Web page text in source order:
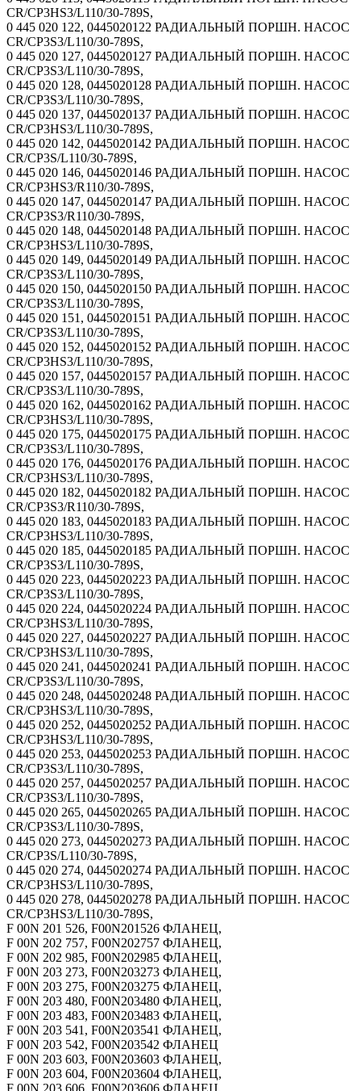
CR/CP3HS3/L110/30-789S,
0 445 020 122, 0445020122 РАДИАЛЬНЫЙ ПОРШН. НАСОС
CR/CP3S3/L110/30-789S,
0 445 020 127, 0445020127 РАДИАЛЬНЫЙ ПОРШН. НАСОС
CR/CP3S3/L110/30-789S,
0 445 020 128, 0445020128 РАДИАЛЬНЫЙ ПОРШН. НАСОС
CR/CP3S3/L110/30-789S,
0 445 020 137, 0445020137 РАДИАЛЬНЫЙ ПОРШН. НАСОС
CR/CP3HS3/L110/30-789S,
0 445 020 142, 0445020142 РАДИАЛЬНЫЙ ПОРШН. НАСОС
CR/CP3S/L110/30-789S,
0 445 020 146, 0445020146 РАДИАЛЬНЫЙ ПОРШН. НАСОС
CR/CP3HS3/R110/30-789S,
0 445 020 147, 0445020147 РАДИАЛЬНЫЙ ПОРШН. НАСОС
CR/CP3S3/R110/30-789S,
0 445 020 148, 0445020148 РАДИАЛЬНЫЙ ПОРШН. НАСОС
CR/CP3HS3/L110/30-789S,
0 445 020 149, 0445020149 РАДИАЛЬНЫЙ ПОРШН. НАСОС
CR/CP3S3/L110/30-789S,
0 445 020 150, 0445020150 РАДИАЛЬНЫЙ ПОРШН. НАСОС
CR/CP3S3/L110/30-789S,
0 445 020 151, 0445020151 РАДИАЛЬНЫЙ ПОРШН. НАСОС
CR/CP3S3/L110/30-789S,
0 445 020 152, 0445020152 РАДИАЛЬНЫЙ ПОРШН. НАСОС
CR/CP3HS3/L110/30-789S,
0 445 020 157, 0445020157 РАДИАЛЬНЫЙ ПОРШН. НАСОС
CR/CP3S3/L110/30-789S,
0 445 020 162, 0445020162 РАДИАЛЬНЫЙ ПОРШН. НАСОС
CR/CP3HS3/L110/30-789S,
0 445 020 175, 0445020175 РАДИАЛЬНЫЙ ПОРШН. НАСОС
CR/CP3S3/L110/30-789S,
0 445 020 176, 0445020176 РАДИАЛЬНЫЙ ПОРШН. НАСОС
CR/CP3HS3/L110/30-789S,
0 445 020 182, 0445020182 РАДИАЛЬНЫЙ ПОРШН. НАСОС
CR/CP3S3/R110/30-789S,
0 445 020 183, 0445020183 РАДИАЛЬНЫЙ ПОРШН. НАСОС
CR/CP3HS3/L110/30-789S,
0 445 020 185, 0445020185 РАДИАЛЬНЫЙ ПОРШН. НАСОС
CR/CP3S3/L110/30-789S,
0 445 020 223, 0445020223 РАДИАЛЬНЫЙ ПОРШН. НАСОС
CR/CP3S3/L110/30-789S,
0 445 020 224, 0445020224 РАДИАЛЬНЫЙ ПОРШН. НАСОС
CR/CP3HS3/L110/30-789S,
0 445 020 227, 0445020227 РАДИАЛЬНЫЙ ПОРШН. НАСОС
CR/CP3HS3/L110/30-789S,
0 445 020 241, 0445020241 РАДИАЛЬНЫЙ ПОРШН. НАСОС
CR/CP3S3/L110/30-789S,
0 445 020 248, 0445020248 РАДИАЛЬНЫЙ ПОРШН. НАСОС
CR/CP3HS3/L110/30-789S,
0 445 020 252, 0445020252 РАДИАЛЬНЫЙ ПОРШН. НАСОС
CR/CP3HS3/L110/30-789S,
0 445 020 253, 0445020253 РАДИАЛЬНЫЙ ПОРШН. НАСОС
CR/CP3S3/L110/30-789S,
0 445 020 257, 0445020257 РАДИАЛЬНЫЙ ПОРШН. НАСОС
CR/CP3S3/L110/30-789S,
0 445 020 265, 0445020265 РАДИАЛЬНЫЙ ПОРШН. НАСОС
CR/CP3S3/L110/30-789S,
0 445 020 273, 0445020273 РАДИАЛЬНЫЙ ПОРШН. НАСОС
CR/CP3S/L110/30-789S,
0 445 020 274, 0445020274 РАДИАЛЬНЫЙ ПОРШН. НАСОС
CR/CP3HS3/L110/30-789S,
0 445 020 278, 0445020278 РАДИАЛЬНЫЙ ПОРШН. НАСОС
CR/CP3HS3/L110/30-789S,
F 00N 201 526, F00N201526 ФЛАНЕЦ,
F 00N 202 757, F00N202757 ФЛАНЕЦ,
F 00N 202 985, F00N202985 ФЛАНЕЦ,
F 00N 203 273, F00N203273 ФЛАНЕЦ,
F 00N 203 275, F00N203275 ФЛАНЕЦ,
F 00N 203 480, F00N203480 ФЛАНЕЦ,
F 00N 203 483, F00N203483 ФЛАНЕЦ,
F 00N 203 541, F00N203541 ФЛАНЕЦ,
F 00N 203 542, F00N203542 ФЛАНЕЦ
F 00N 203 603, F00N203603 ФЛАНЕЦ,
F 00N 203 604, F00N203604 ФЛАНЕЦ,
F 00N 203 606, F00N203606 ФЛАНЕЦ,